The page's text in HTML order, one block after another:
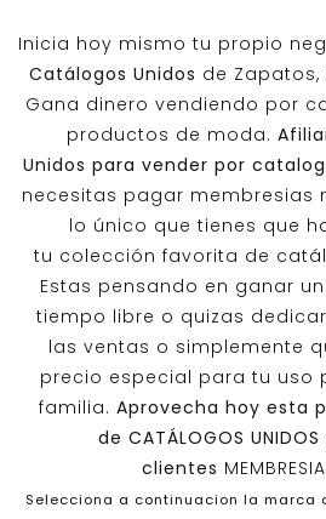
Inicia hoy mismo tu propio
Catálogos Unidos de Zapatos,
Gana dinero vendiendo por
productos de moda.
Unidos para vender por
necesitas pagar membresias
lo único que tienes que
tu colección favorita de
Estas pensando en ganar
tiempo libre o quizas
las ventas o simplemente
precio especial para tu uso
familia. Aprovecha hoy esta
de CATÁLOGOS UNIDOS
clientes
Selecciona a continuacion la marca